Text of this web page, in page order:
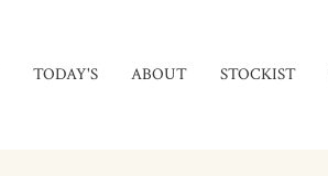
TODAY'S ABOUT STOCKIST